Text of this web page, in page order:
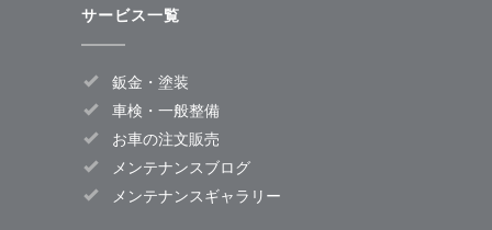
サービス一覧
鈑金・塗装
車検・一般整備
お車の注文販売
メンテナンスブログ
メンテナンスギャラリー